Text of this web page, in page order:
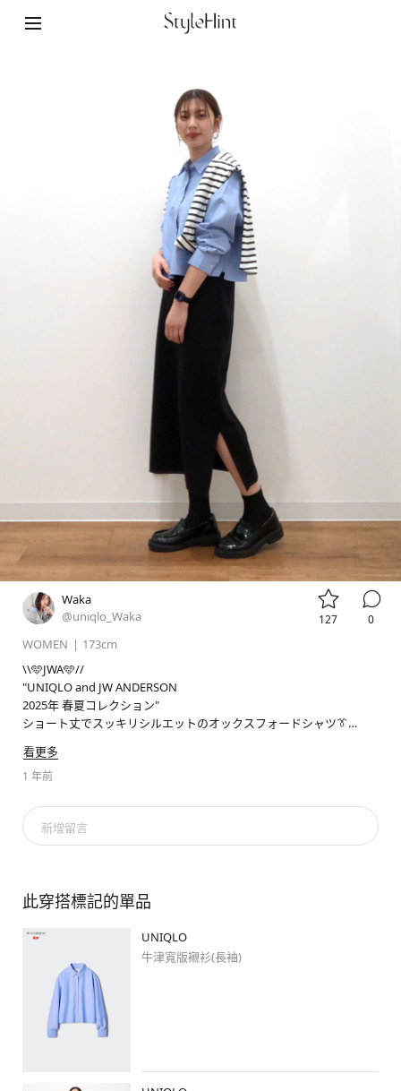
Waka
@uniqlo_Waka

127

0
WOMEN | 173cm
\\🩵JWA🩵//
"UNIQLO and JW ANDERSON
2025年 春夏コレクション"
ショート丈でスッキリシルエットのオックスフォードシャツ👔
📢LIVE STATION 店舗配信のお知らせ📢
毎週日曜日09:30から実施しているLIVESTATIONはしばらくの間お休
次回の配信予定は投稿にてお知らせいたしますので、ぜひご覧くだ
さい👀
次回の配信をお楽しみに☀️
🌿🌿
🌿🌿
☝️こちらから仙台の素敵な着こなしが
ご覧いただけます✨✨
……………………………………………………
看更多
1 年前
新增留言
此穿搭標記的單品
UNIQLO
牛津寬版襯衫(長袖)